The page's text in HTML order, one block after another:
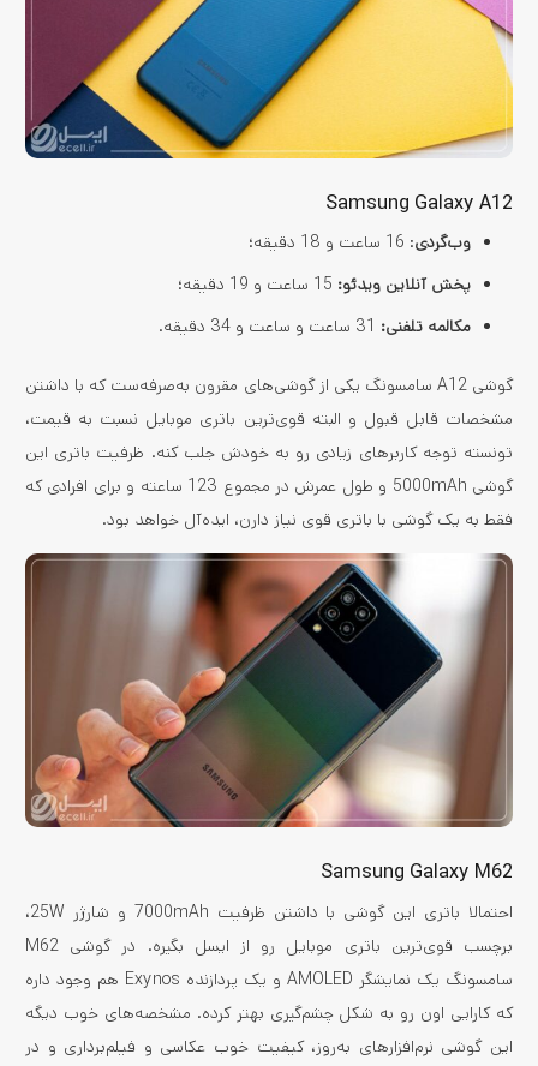
Samsung Galaxy A12
وب‌گردی: 16 ساعت و 18 دقیقه؛
پخش آنلاین ویدئو:
مکالمه تلفنی: 31 ساعت و ساعت و 34 دقیقه.
گوشی A12 سامسونگ یکی از گوشی‌های مقرون به‌صرفه‌ست که با داشتن
مشخصات قابل قبول و البته قوی‌ترین باتری موبایل نسبت به قیمت،
تونسته توجه کاربرهای زیادی رو به خودش جلب کنه. ظرفیت باتری این
گوشی 5000mAh و طول عمرش در مجموع 123 ساعته و برای افرادی که
فقط به یک گوشی با باتری قوی نیاز دارن، ایده‌آل خواهد بود.
Samsung Galaxy M62
احتمالا باتری این گوشی با داشتن ظرفیت 7000mAh و شارژر 25W،
برچسب قوی‌ترین باتری موبایل رو از ایسل بگیره. در گوشی M62
سامسونگ یک نمایشگر AMOLED و یک پردازنده Exynos هم وجود داره
که کارایی اون رو به شکل چشم‌گیری بهتر کرده. مشخصه‌های خوب دیگه
این گوشی نرم‌افزارهای به‌روز، کیفیت خوب عکاسی و فیلم‌برداری و در